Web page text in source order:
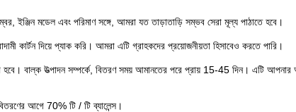
ইঞ্জিন মডেল এবং পরিমাণ সঙ্গে, আমরা যত তাড়াতাড়ি সম্ভব সেরা মূল্য পাঠাতে হবে।
কার্টন দিয়ে প্যাক করি। আমরা এটি গ্রাহকদের প্রয়োজনীয়তা হিসাবেও করতে পারি।
বাল্ক উত্পাদন সম্পর্কে, বিতরণ সময় আমানতের পরে প্রায় 15-45 দিন। এটি আপনার
আগে 70% টি / টি ব্যালেন্স।